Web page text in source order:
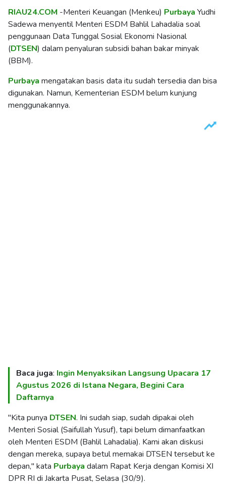
RIAU24.COM -Menteri Keuangan (Menkeu) Purbaya Yudhi
Sadewa menyentil Menteri ESDM Bahlil Lahadalia soal
penggunaan Data Tunggal Sosial Ekonomi Nasional
(DTSEN) dalam penyaluran subsidi bahan bakar minyak
(BBM).
Purbaya mengatakan basis data itu sudah tersedia dan bisa
digunakan. Namun, Kementerian ESDM belum kunjung
menggunakannya.
Baca juga: Ingin Menyaksikan Langsung Upacara 17
Agustus 2026 di Istana Negara, Begini Cara
Daftarnya
"Kita punya DTSEN. Ini sudah siap, sudah dipakai oleh
Menteri Sosial (Saifullah Yusuf), tapi belum dimanfaatkan
oleh Menteri ESDM (Bahlil Lahadalia). Kami akan diskusi
dengan mereka, supaya betul memakai DTSEN tersebut ke
depan," kata Purbaya dalam Rapat Kerja dengan Komisi XI
DPR RI di Jakarta Pusat, Selasa (30/9).